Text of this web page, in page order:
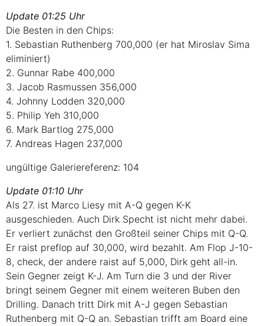
Update 01:25 Uhr
Die Besten in den Chips:
1. Sebastian Ruthenberg 700,000 (er hat Miroslav Sima
eliminiert)
2. Gunnar Rabe 400,000
3. Jacob Rasmussen 356,000
4. Johnny Lodden 320,000
5. Philip Yeh 310,000
6. Mark Bartlog 275,000
7. Andreas Hagen 237,000
ungültige Galeriereferenz: 104
Update 01:10 Uhr
Als 27. ist Marco Liesy mit A-Q gegen K-K
ausgeschieden. Auch Dirk Specht ist nicht mehr dabei.
Er verliert zunächst den Großteil seiner Chips mit Q-Q.
Er raist preflop auf 30,000, wird bezahlt. Am Flop J-10-
8, check, der andere raist auf 5,000, Dirk geht all-in.
Sein Gegner zeigt K-J. Am Turn die 3 und der River
bringt seinem Gegner mit einem weiteren Buben den
Drilling. Danach tritt Dirk mit A-J gegen Sebastian
Ruthenberg mit Q-Q an. Sebastian trifft am Board eine